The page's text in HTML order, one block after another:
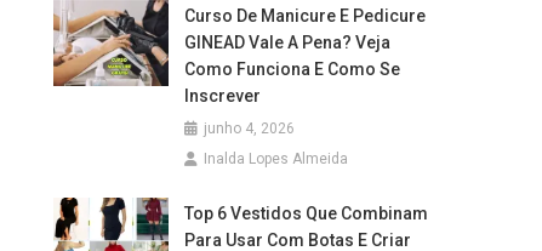
Curso De Manicure E Pedicure
GINEAD Vale A Pena? Veja
Como Funciona E Como Se
Inscrever
junho 4, 2026
Inalda Lopes Almeida
Top 6 Vestidos Que Combinam
Para Usar Com Botas E Criar